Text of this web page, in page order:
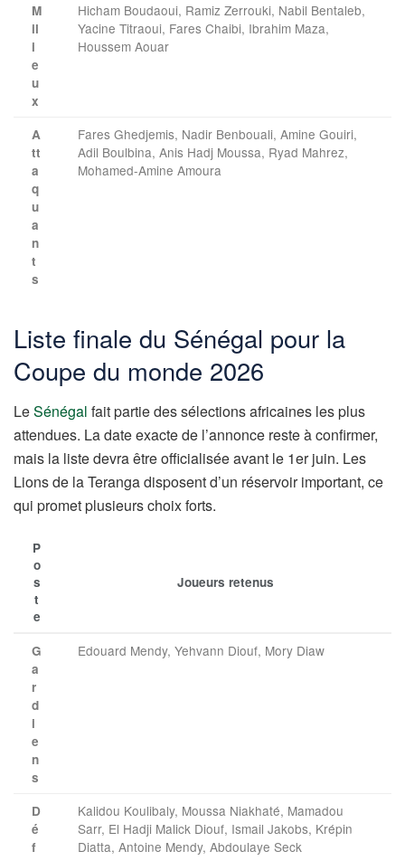
M
il
i
e
u
x
Hicham Boudaoui, Ramiz Zerrouki, Nabil Bentaleb,
Yacine Titraoui, Fares Chaibi, Ibrahim Maza,
Houssem Aouar
A
tt
a
q
u
a
n
t
s
Fares Ghedjemis, Nadir Benbouali, Amine Gouiri,
Adil Boulbina, Anis Hadj Moussa, Ryad Mahrez,
Mohamed-Amine Amoura
Liste finale du Sénégal pour la
Coupe du monde 2026
LeSénégal fait partie des sélections africaines les plus
attendues. La date exacte de l’annonce reste à confirmer,
mais la liste devra être officialisée avant le 1er juin. Les
Lions de la Teranga disposent d’un réservoir important, ce
qui promet plusieurs choix forts.
P
o
s
t
e
Joueurs retenus
G
a
r
d
i
e
n
s
Edouard Mendy, Yehvann Diouf, Mory Diaw
D
é
f
Kalidou Koulibaly, Moussa Niakhaté, Mamadou
Sarr, El Hadji Malick Diouf, Ismail Jakobs, Krépin
Diatta, Antoine Mendy, Abdoulaye Seck